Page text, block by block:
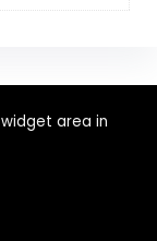
area in